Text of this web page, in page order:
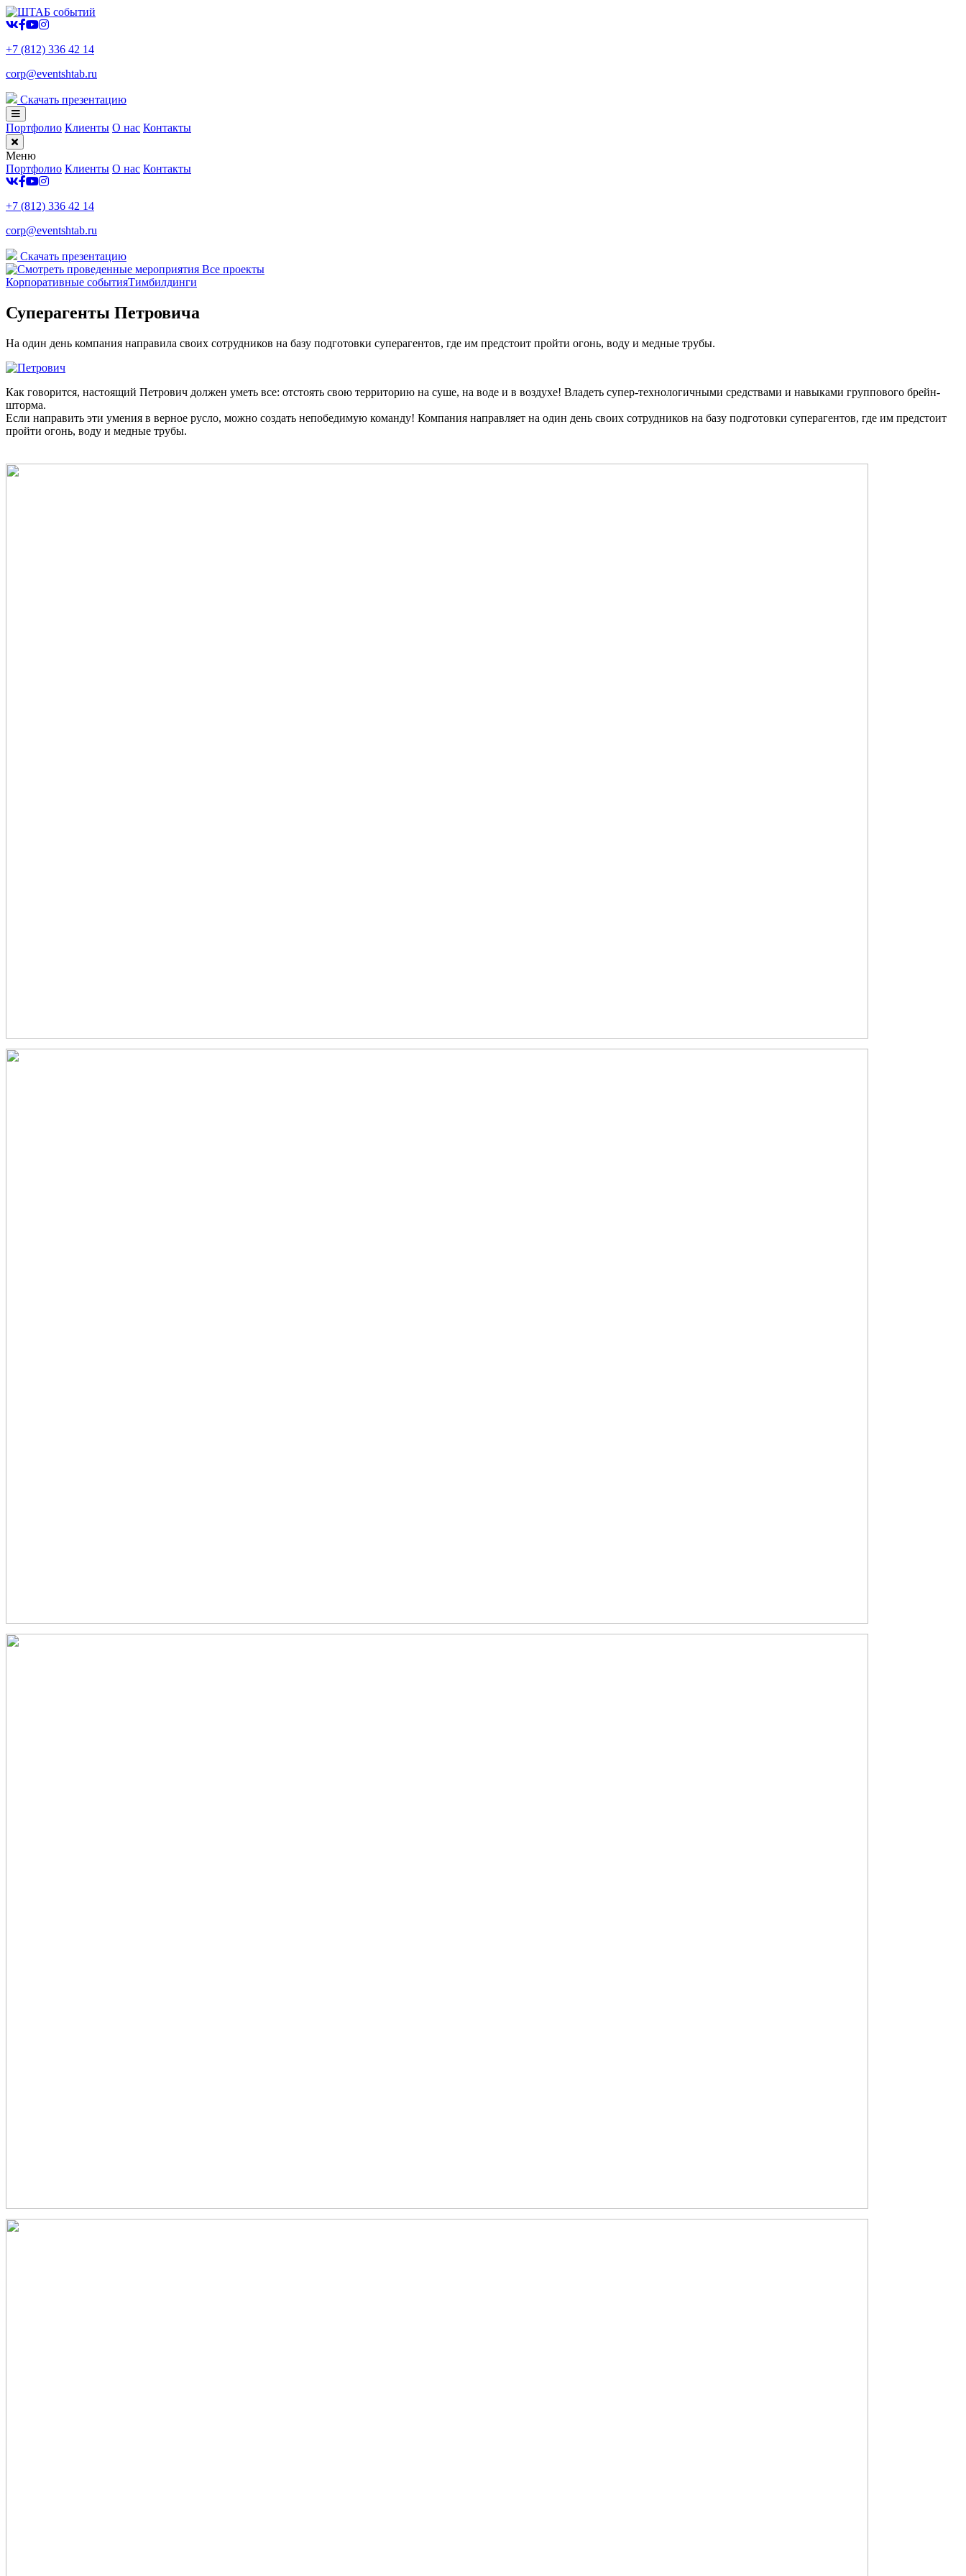
+7 (812) 336 42 14
corp@eventshtab.ru
Скачать презентацию
Портфолио Клиенты О нас Контакты
Меню
Портфолио Клиенты О нас Контакты
+7 (812) 336 42 14
corp@eventshtab.ru
Скачать презентацию
Все проекты
Корпоративные событияТимбилдинги
Суперагенты Петровича
На один день компания направила своих сотрудников на базу подготовки суперагентов, где им предстоит пройти огонь, воду и медные трубы.
Как говорится, настоящий Петрович должен уметь все: отстоять свою территорию на суше, на воде и в воздухе! Владеть супер-технологичными средствами и навыками группового брейн-
шторма.
Если направить эти умения в верное русло, можно создать непобедимую команду! Компания направляет на один день своих сотрудников на базу подготовки суперагентов, где им предстоит
пройти огонь, воду и медные трубы.